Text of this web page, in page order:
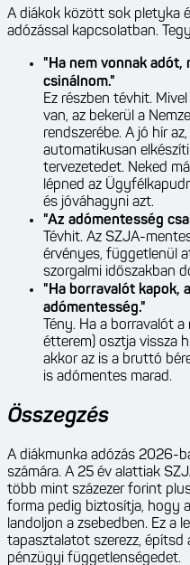
A diákok között sok pletyka
adózással kapcsolatban.
"Ha nem vonnak adót,
csinálnom."
Ez részben tévhit.
van, az bekerül a
rendszerébe. A jó hír
automatikusan
tervezetedet. Neked
lépned az
és jóváhagyni azt.
"Az adómentesség
Tévhit. Az SZJA-
érvényes, függetlenül
szorgalmi időszakban
"Ha borravalót kapok,
adómentesség."
Tény. Ha a borravalót
étterem) osztja vissza
akkor az is a bruttó
is adómentes marad.
Összegzés
A diákmunka adózás 2026-
számára. A 25 év alattiak
több mint százezer forint
forma pedig biztosítja, hogy
landoljon a zsebedben. Ez a
tapasztalatot szerezz, építsd
pénzügyi függetlenségedet.